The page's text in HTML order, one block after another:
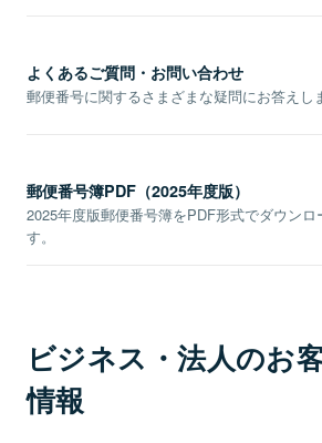
よくあるご質問・お問い合わせ
郵便番号に関するさまざまな疑問にお答えし
郵便番号簿PDF（2025年度版）
2025年度版郵便番号簿をPDF形式でダウンロ
す。
ビジネス・法人のお
情報